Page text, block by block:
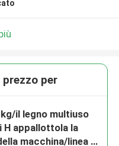
per
il legno multiuso
H appallottola la
macchina/linea di